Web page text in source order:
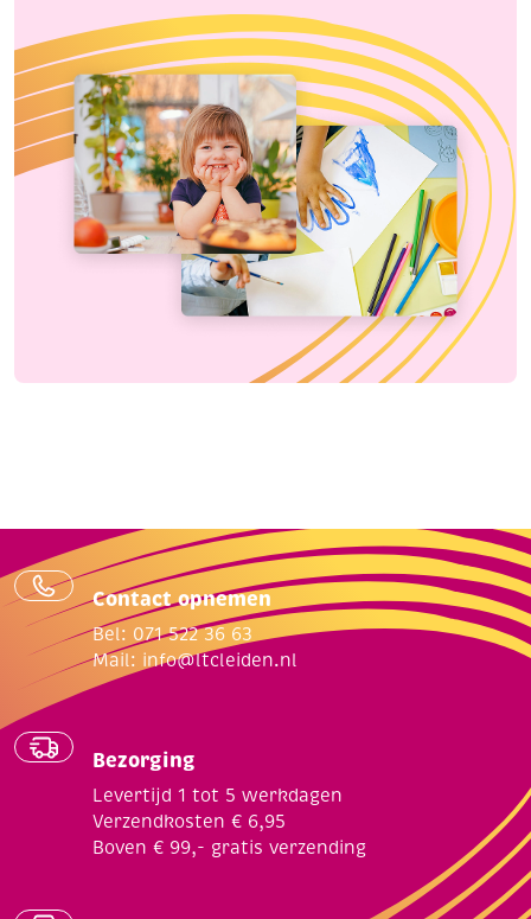
Contact opnemen
Bel: 071 522 36 63
Mail: info@ltcleiden.nl
Bezorging
Levertijd 1 tot 5 werkdagen
Verzendkosten € 6,95
Boven € 99,- gratis verzending